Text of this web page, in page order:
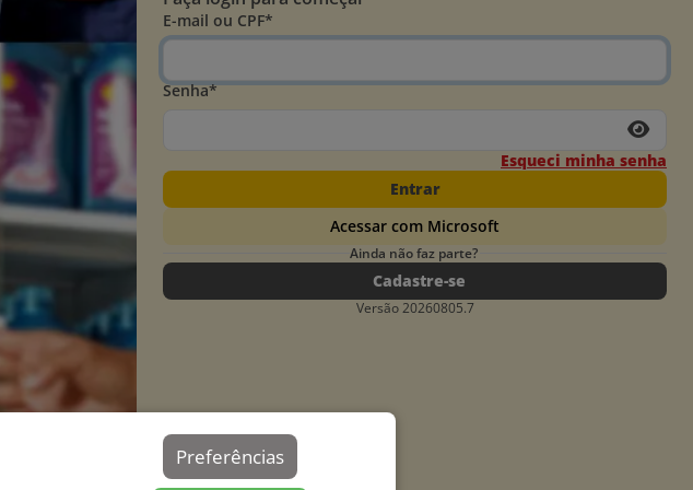
Preferências
E-mail ou CPF*
Senha*
Esqueci minha senha
Entrar
Acessar com Microsoft
Ainda não faz parte?
Cadastre-se
Versão 20260805.7